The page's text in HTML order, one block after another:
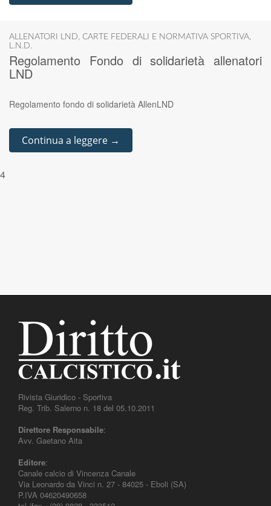
ALLENATORI LND, CARTE FEDERALI E NORMATIVA SPORTIVA,
L.N.D.
Regolamento Fondo di solidarietà allenatori
LND
Regolamento fondo di solidarietà AllenLND
Continua a leggere →
4
Rivista Giuridico - Sportiva
Reg. Trib. Salerno n. 18 del 05.10.2011
Direttore Responsabile:
Avv. Gaetano Aita
Editore:
Canale calcio di Vincenza Canale
Via Leonardo da Vinci n. 27 - 84025 - Eboli (SA)
P.IVA 04620490658